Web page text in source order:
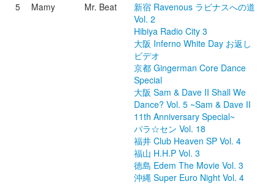
5
Mamy Mr. Beat
新宿 Ravenous ラビナスへの道
Vol. 2
Hibiya Radio City 3
大阪 Inferno White Day お返し
ビデオ
京都 Gingerman Core Dance
Special
大阪 Sam & Dave II Shall We
Dance? Vol. 5 ~Sam & Dave II
11th Anniversary Special~
パラ☆セン Vol. 18
福井 Club Heaven SP Vol. 4
福山 H.H.P Vol. 3
徳島 Edem The Movie Vol. 3
沖縄 Super Euro Night Vol. 4